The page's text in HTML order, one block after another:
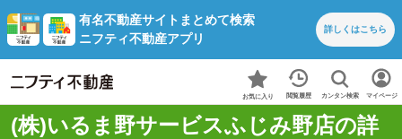
有名不動産サイトまとめて検索
ニフティ不動産アプリ
詳しくはこちら
お気に入り 閲覧履歴 カンタン検索 マイページ
(株)いるま野サービスふじみ野店の詳